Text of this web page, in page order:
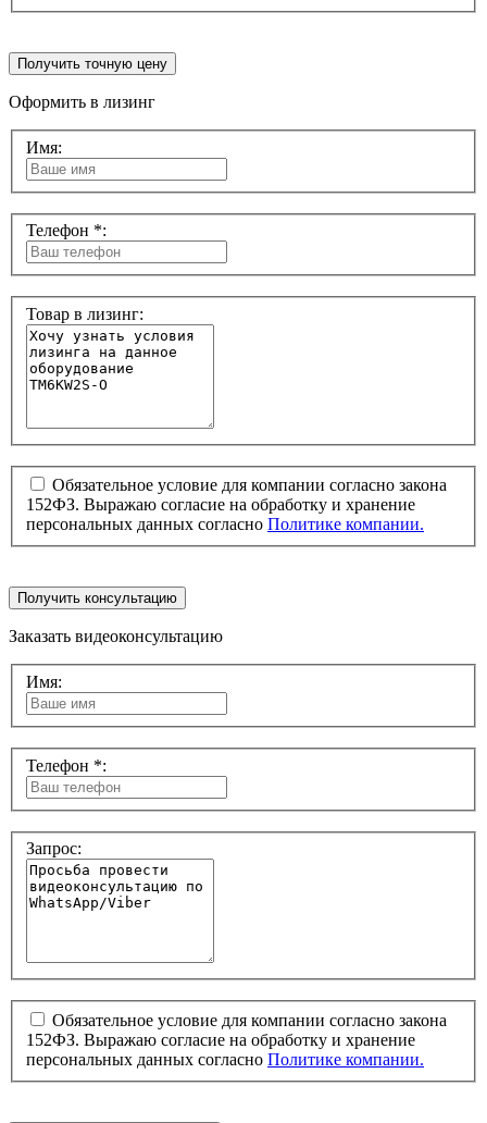
Получить точную цену
Оформить в лизинг
Имя:
Телефон *:
Товар в лизинг:
Обязательное условие для компании согласно закона
152ФЗ. Выражаю согласие на обработку и хранение
персональных данных согласно Политике компании.
Получить консультацию
Заказать видеоконсультацию
Имя:
Телефон *:
Запрос:
Обязательное условие для компании согласно закона
152ФЗ. Выражаю согласие на обработку и хранение
персональных данных согласно Политике компании.